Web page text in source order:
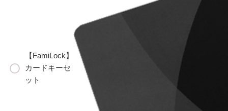
【FamiLock】
カードキーセ
ット